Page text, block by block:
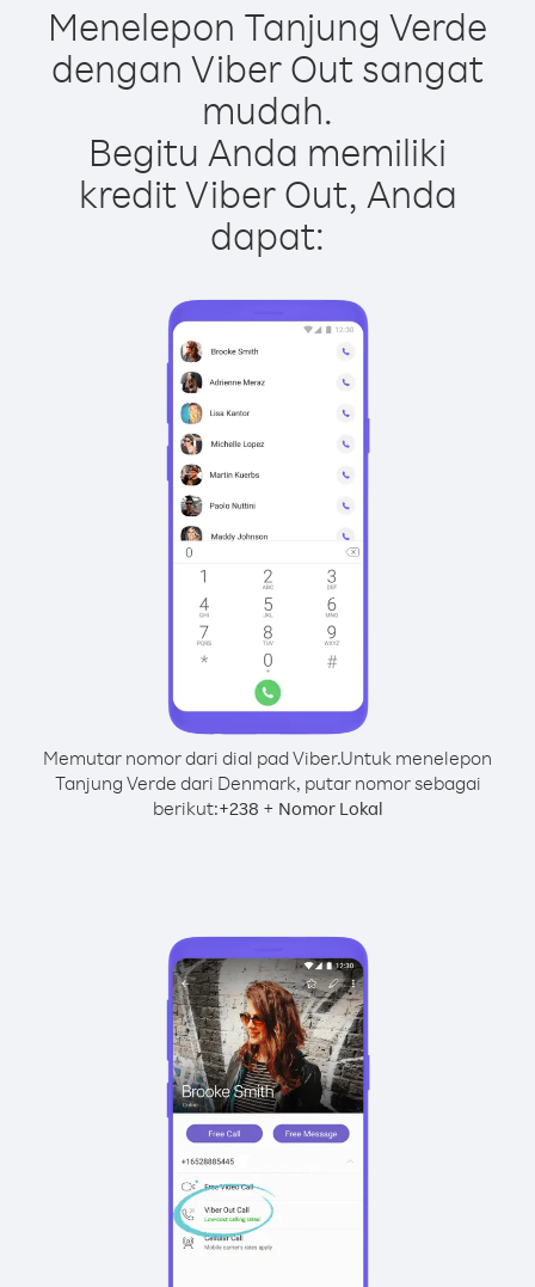
Menelepon Tanjung Verde
dengan Viber Out sangat
mudah.
Begitu Anda memiliki
kredit Viber Out, Anda
dapat:
Memutar nomor dari dial pad Viber.Untuk menelepon
Tanjung Verde dari Denmark, putar nomor sebagai
berikut:+238 + Nomor Lokal